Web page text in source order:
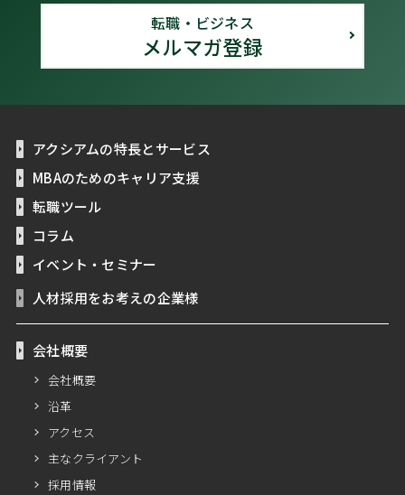
転職・ビジネス
メルマガ登録
アクシアムの特長とサービス
MBAのためのキャリア支援
転職ツール
コラム
イベント・セミナー
人材採用をお考えの企業様
会社概要
会社概要
沿革
アクセス
主なクライアント
採用情報